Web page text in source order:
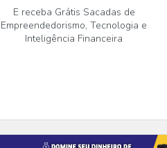
E receba Grátis Sacadas de
Empreendedorismo, Tecnologia e
Inteligência Financeira